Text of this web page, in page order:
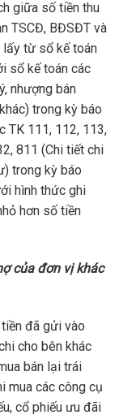
giữa số tiền thu
TSCĐ, BĐSĐT và
lấy từ sổ kế toán
sổ kế toán các
nhượng bán
trong kỳ báo
TK 111, 112, 113,
811 (Chi tiết chi
trong kỳ báo
hình thức ghi
hơn số tiền
của đơn vị khác
đã gửi vào
cho bên khác
bán lại trái
mua các công cụ
cổ phiếu ưu đãi